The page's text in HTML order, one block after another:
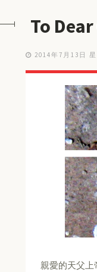
To
2014年7月13日 星
親愛的天父上